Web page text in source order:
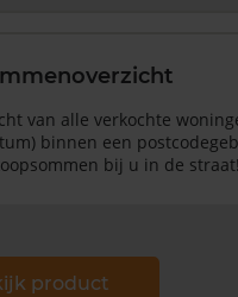
van alle verkochte
binnen een
bij u in de straat!
product